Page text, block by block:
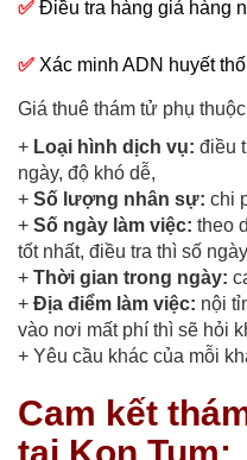
✅ Điều tra hàng giả hàng
✅ Xác minh ADN huyết
Giá thuê thám tử phụ
+ Loại hình dịch vụ: điều
ngày, độ khó dễ,
+ Số lượng nhân sự: chi
+ Số ngày làm việc: theo
tốt nhất, điều tra thì số
+ Thời gian trong ngày:
+ Địa điểm làm việc: nội
vào nơi mất phí thì sẽ hỏi
+ Yêu cầu khác của mỗi
Cam kết